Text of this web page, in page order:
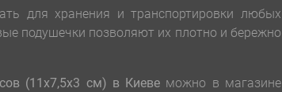
для хранения и транспортировки любых
подушечки позволяют их плотно и бережно
(11х7,5х3 см) в Киеве можно в магазине